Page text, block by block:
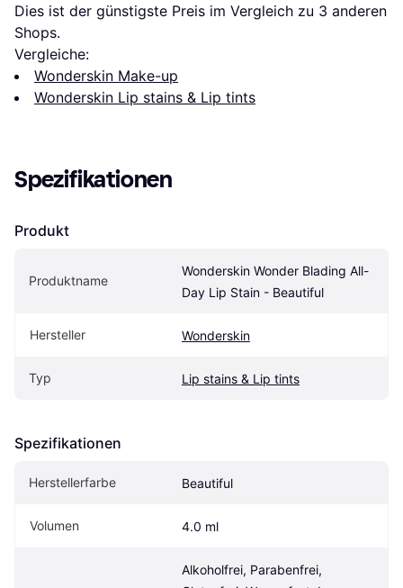
Dies ist der günstigste Preis im Vergleich zu 3 anderen
Shops.
Vergleiche:
Wonderskin Make-up
Wonderskin Lip stains & Lip tints
Spezifikationen
Produkt
Produktname
Wonderskin Wonder Blading All-
Day Lip Stain - Beautiful
Hersteller Wonderskin
Typ Lip stains & Lip tints
Spezifikationen
Herstellerfarbe Beautiful
Volumen 4.0 ml
Alkoholfrei, Parabenfrei,